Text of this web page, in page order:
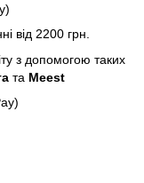
від 2200 грн.
з допомогою таких
та Meest